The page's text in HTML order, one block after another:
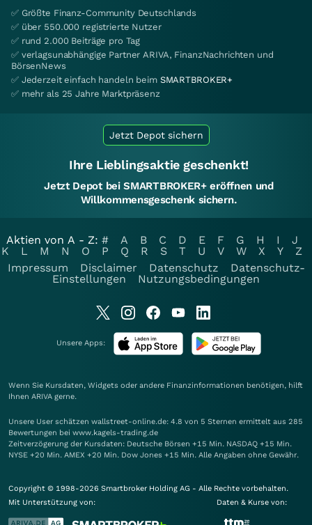
✅ Größte Finanz-Community Deutschlands
✅ über 550.000 registrierte Nutzer
✅ rund 2.000 Beiträge pro Tag
✅ verlagsunabhängige Partner ARIVA, FinanzNachrichten und
BörsenNews
✅ Jederzeit einfach handeln beim SMARTBROKER+
✅ mehr als 25 Jahre Marktpräsenz
Jetzt Depot sichern
Ihre Lieblingsaktie geschenkt!
Jetzt Depot bei SMARTBROKER+ eröffnen und
Willkommensgeschenk sichern.
Aktien von A - Z: # A B C D E F G H I
J
K
L M N O P Q R S T U V W X Y
Z
Impressum
Disclaimer Datenschutz
Datenschutz-
Einstellungen
Nutzungsbedingungen
Unsere Apps:
Wenn Sie Kursdaten, Widgets oder andere Finanzinformationen benötigen, hilft
Ihnen ARIVA gerne.
Unsere User schätzen wallstreet-online.de: 4.8 von 5 Sternen ermittelt aus 285
Bewertungen bei www.kagels-trading.de
Zeitverzögerung der Kursdaten: Deutsche Börsen +15 Min. NASDAQ +15 Min.
NYSE +20 Min. AMEX +20 Min. Dow Jones +15 Min. Alle Angaben ohne Gewähr.
Copyright © 1998-2026 Smartbroker Holding AG - Alle Rechte vorbehalten.
Mit Unterstützung von:
Daten & Kurse von: